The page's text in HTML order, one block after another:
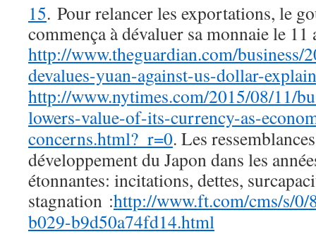
15. Pour relancer les exportations, le
commença à dévaluer sa monnaie le 11
http://www.theguardian.com/business/
devalues-yuan-against-us-dollar-
http://www.nytimes.com/2015/08/11/
lowers-value-of-its-currency-as-
concerns.html?_r=0. Les
développement du Japon dans les
étonnantes: incitations, dettes,
stagnation :http://www.ft.com/cms/s/0/
b029-b9d50a74fd14.html